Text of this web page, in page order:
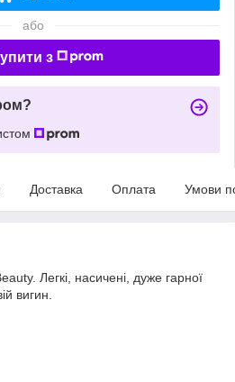
або
з
Доставка Оплата Умови
Легкі, насичені, дуже гарної
вигин.